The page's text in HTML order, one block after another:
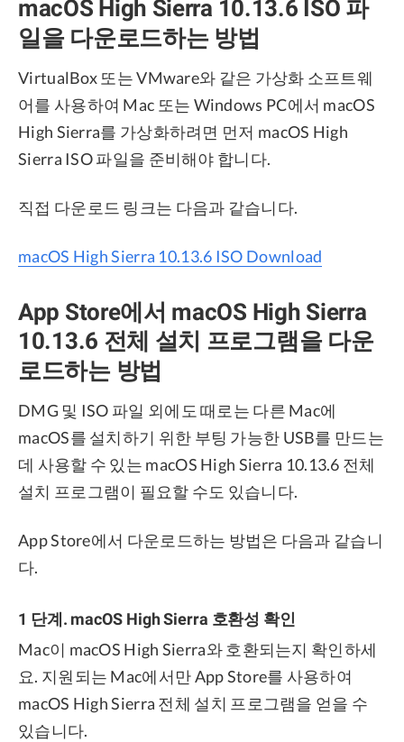
macOS High Sierra 10.13.6 ISO 파
일을 다운로드하는 방법
VirtualBox 또는 VMware와 같은 가상화 소프트웨
어를 사용하여 Mac 또는 Windows PC에서 macOS
High Sierra를 가상화하려면 먼저 macOS High
Sierra ISO 파일을 준비해야 합니다.
직접 다운로드 링크는 다음과 같습니다.
macOS High Sierra 10.13.6 ISO Download
App Store에서 macOS High Sierra
10.13.6 전체 설치 프로그램을 다운
로드하는 방법
DMG 및 ISO 파일 외에도 때로는 다른 Mac에
macOS를 설치하기 위한 부팅 가능한 USB를 만드는
데 사용할 수 있는 macOS High Sierra 10.13.6 전체
설치 프로그램이 필요할 수도 있습니다.
App Store에서 다운로드하는 방법은 다음과 같습니
다.
1 단계. macOS High Sierra 호환성 확인
Mac이 macOS High Sierra와 호환되는지 확인하세
요. 지원되는 Mac에서만 App Store를 사용하여
macOS High Sierra 전체 설치 프로그램을 얻을 수
있습니다.